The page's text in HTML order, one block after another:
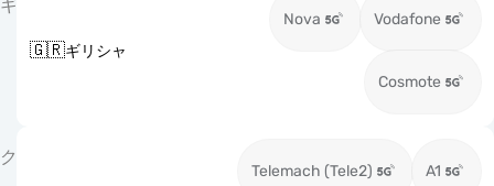
ギ
🇬🇷ギリシャ
Nova Vodafone
Cosmote
ク
Telemach (Tele2) A1